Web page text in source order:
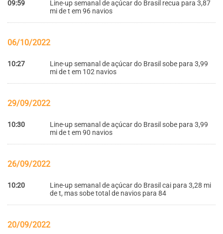
09:59
Line-up semanal de açúcar do Brasil recua para 3,87
mi de t em 96 navios
06/10/2022
10:27
Line-up semanal de açúcar do Brasil sobe para 3,99
mi de t em 102 navios
29/09/2022
10:30
Line-up semanal de açúcar do Brasil sobe para 3,99
mi de t em 90 navios
26/09/2022
10:20
Line-up semanal de açúcar do Brasil cai para 3,28 mi
de t, mas sobe total de navios para 84
20/09/2022